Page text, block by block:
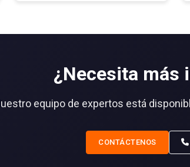
¿Necesita más
equipo de expertos está
CONTÁCTENOS